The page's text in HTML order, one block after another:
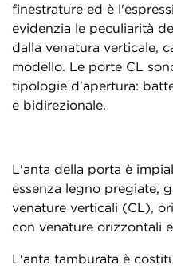
finestrature ed è
evidenzia le peculiarità
dalla venatura verticale,
modello. Le porte CL
tipologie d'apertura:
e bidirezionale.
L'anta della porta è
essenza legno pregiate,
venature verticali (CL),
con venature orizzontali
L'anta tamburata è